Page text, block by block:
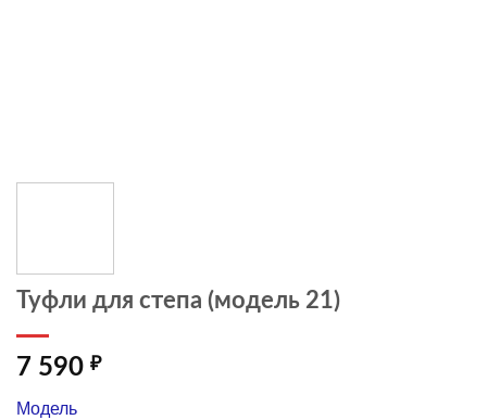
Туфли для степа (модель 21)
7 590 ₽
Модель